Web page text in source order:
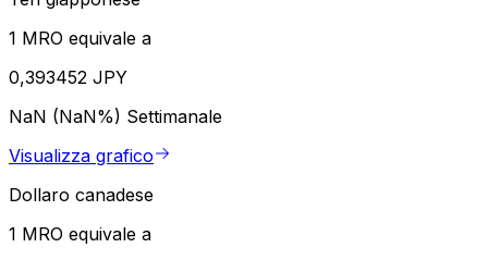
1 MRO equivale a
0,393452 JPY
NaN (NaN%) Settimanale
Visualizza grafico
Dollaro canadese
1 MRO equivale a